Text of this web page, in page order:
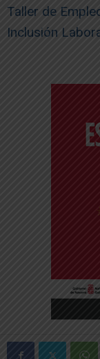
Taller de
Inclusión